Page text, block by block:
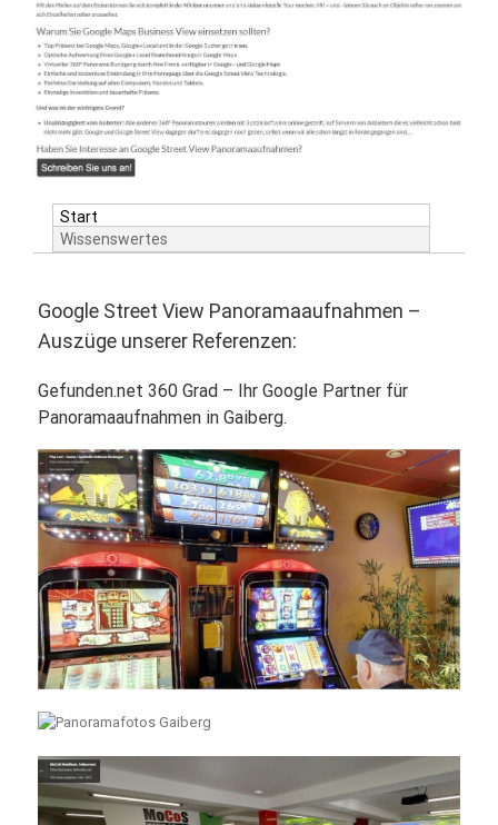
Start
Wissenswertes
Google Street View Panoramaaufnahmen –
Auszüge unserer Referenzen:
Gefunden.net 360 Grad – Ihr Google Partner für
Panoramaaufnahmen in Gaiberg.